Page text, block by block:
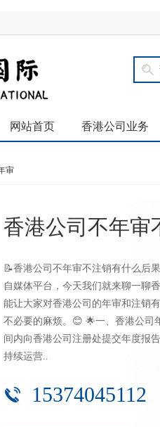
网站首页 香港公司业务
审
香港公司不年审
📝香港公司不年审不注销有什么后
自媒体平台，今天我们就来聊一聊
能让大家对香港公司的年审和注销
不必要的麻烦。😊 🌟一、香港公司
间内向香港公司注册处提交年度报
持续运营..
15374045112